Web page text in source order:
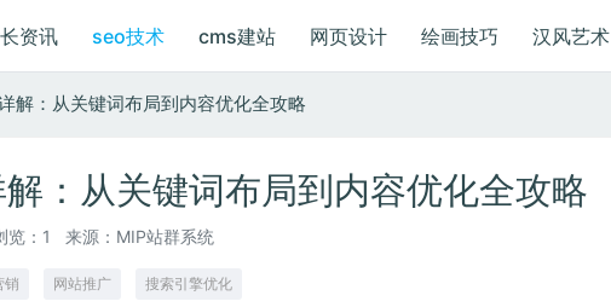
资讯 seo技术 cms建站 网页设计 绘画技巧 汉风艺术
解：从关键词布局到内容优化全攻略
：从关键词布局到内容优化全攻略
览：1 来源：MIP站群系统
销 网站推广 搜索引擎优化